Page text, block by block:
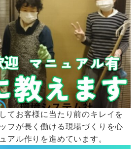
てお客様に当たり前のキレイを
フが長く働ける現場づくりを心
アル作りを進めています。